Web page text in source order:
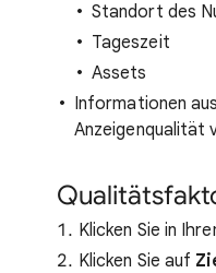
Standort des
Tageszeit
Assets
Informationen
Anzeigenqualität
Klicken Sie in
Klicken Sie auf